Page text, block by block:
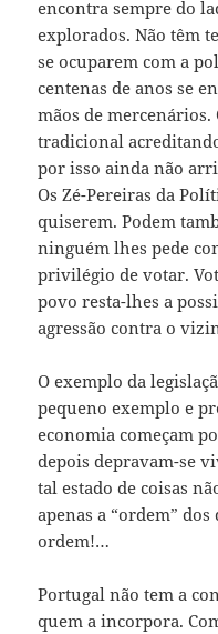
encontra sempre do
explorados. Não têm
se ocuparem com a
centenas de anos se
mãos de
tradicional
por isso ainda não
Os Zé-Pereiras da
quiserem. Podem
ninguém lhes pede
privilégio de votar.
povo resta-lhes a
agressão contra o
O exemplo da
pequeno exemplo e
economia começam
depois depravam-se
tal estado de coisas
apenas a “ordem”
ordem!…
Portugal não tem a
quem a incorpora.